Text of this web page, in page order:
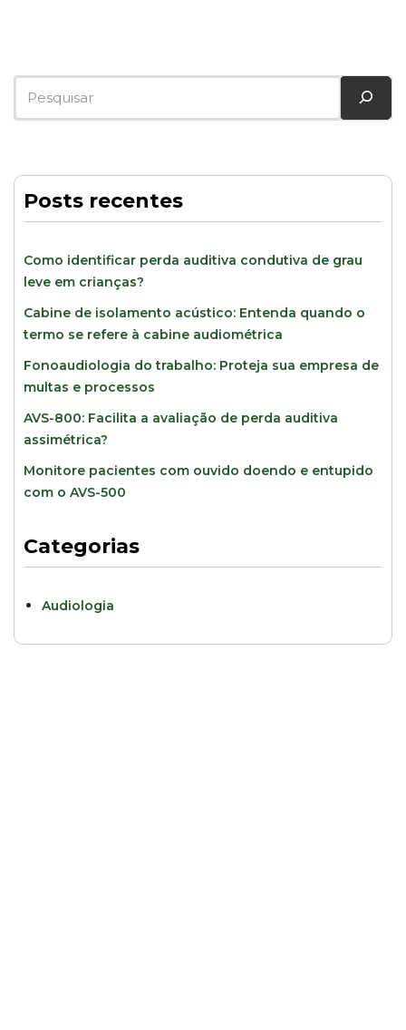
Posts recentes
Como identificar perda auditiva condutiva de grau
leve em crianças?
Cabine de isolamento acústico: Entenda quando o
termo se refere à cabine audiométrica
Fonoaudiologia do trabalho: Proteja sua empresa de
multas e processos
AVS-800: Facilita a avaliação de perda auditiva
assimétrica?
Monitore pacientes com ouvido doendo e entupido
com o AVS-500
Categorias
Audiologia